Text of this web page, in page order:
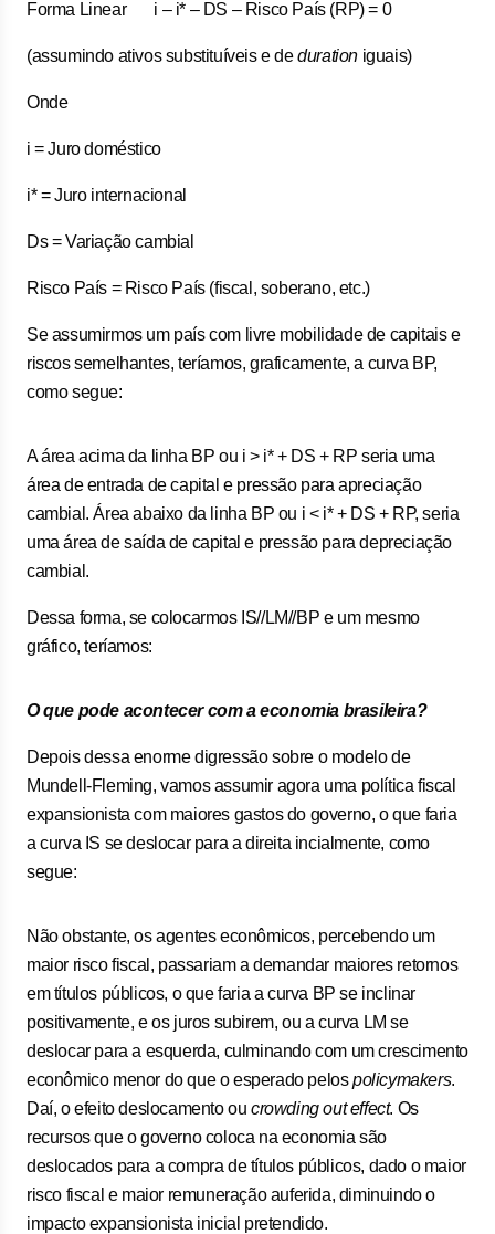
Forma Linear i – i* – DS – Risco País (RP) = 0
(assumindo ativos substituíveis e deduration iguais)
Onde
i = Juro doméstico
i* = Juro internacional
Ds = Variação cambial
Risco País = Risco País (fiscal, soberano, etc.)
Se assumirmos um país com livre mobilidade de capitais e
riscos semelhantes, teríamos, graficamente, a curva BP,
como segue:
A área acima da linha BP ou i > i* + DS + RP seria uma
área de entrada de capital e pressão para apreciação
cambial. Área abaixo da linha BP ou i < i* + DS + RP, seria
uma área de saída de capital e pressão para depreciação
cambial.
Dessa forma, se colocarmos IS//LM//BP e um mesmo
gráfico, teríamos:
O que pode acontecer com a economia brasileira?
Depois dessa enorme digressão sobre o modelo de
Mundell-Fleming, vamos assumir agora uma política fiscal
expansionista com maiores gastos do governo, o que faria
a curva IS se deslocar para a direita incialmente, como
segue:
Não obstante, os agentes econômicos, percebendo um
maior risco fiscal, passariam a demandar maiores retornos
em títulos públicos, o que faria a curva BP se inclinar
positivamente, e os juros subirem, ou a curva LM se
deslocar para a esquerda, culminando com um crescimento
econômico menor do que o esperado pelospolicymakers.
Daí, o efeito deslocamento oucrowding out effect. Os
recursos que o governo coloca na economia são
deslocados para a compra de títulos públicos, dado o maior
risco fiscal e maior remuneração auferida, diminuindo o
impacto expansionista inicial pretendido.